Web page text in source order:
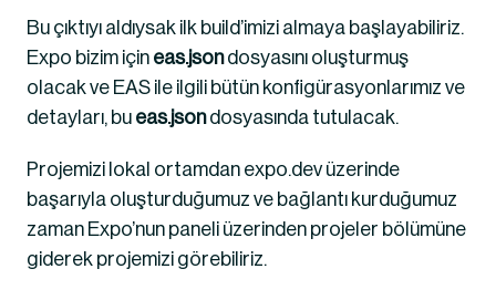
Bu çıktıyı aldıysak ilk build’imizi almaya başlayabiliriz.
Expo bizim için eas.json dosyasını oluşturmuş
olacak ve EAS ile ilgili bütün konfigürasyonlarımız ve
detayları, bu eas.json dosyasında tutulacak.
Projemizi lokal ortamdan expo.dev üzerinde
başarıyla oluşturduğumuz ve bağlantı kurduğumuz
zaman Expo’nun paneli üzerinden projeler bölümüne
giderek projemizi görebiliriz.